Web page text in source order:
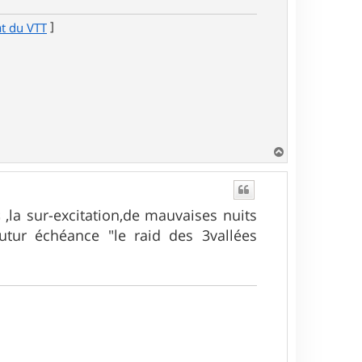
du VTT ]
a
sur-excitation,de mauvaises nuits
échéance "le raid des 3vallées